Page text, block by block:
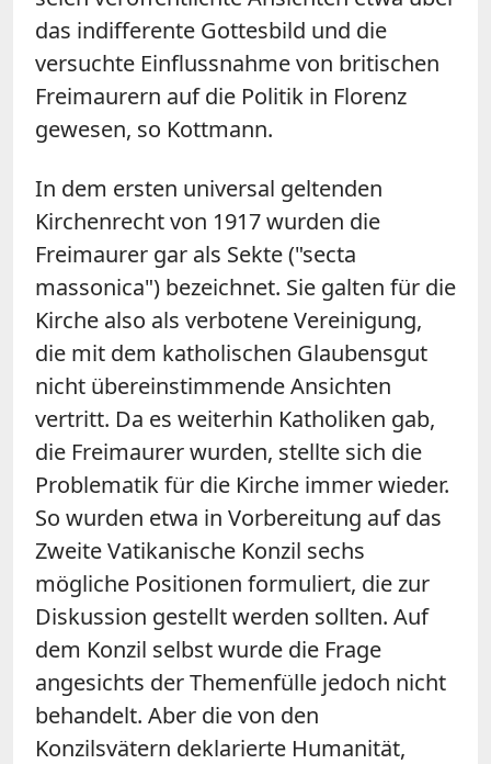
das indifferente Gottesbild und die
versuchte Einflussnahme von britischen
Freimaurern auf die Politik in Florenz
gewesen, so Kottmann.
In dem ersten universal geltenden
Kirchenrecht von 1917 wurden die
Freimaurer gar als Sekte ("secta
massonica") bezeichnet. Sie galten für die
Kirche also als verbotene Vereinigung,
die mit dem katholischen Glaubensgut
nicht übereinstimmende Ansichten
vertritt. Da es weiterhin Katholiken gab,
die Freimaurer wurden, stellte sich die
Problematik für die Kirche immer wieder.
So wurden etwa in Vorbereitung auf das
Zweite Vatikanische Konzil sechs
mögliche Positionen formuliert, die zur
Diskussion gestellt werden sollten. Auf
dem Konzil selbst wurde die Frage
angesichts der Themenfülle jedoch nicht
behandelt. Aber die von den
Konzilsvätern deklarierte Humanität,